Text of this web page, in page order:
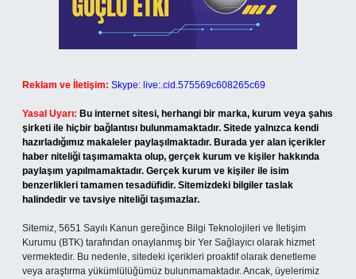
Reklam ve İletişim: Skype: live:.cid.575569c608265c69
Yasal Uyarı: Bu internet sitesi, herhangi bir marka, kurum veya şahıs
şirketi ile hiçbir bağlantısı bulunmamaktadır. Sitede yalnızca kendi
hazırladığımız makaleler paylaşılmaktadır. Burada yer alan içerikler
haber niteliği taşımamakta olup, gerçek kurum ve kişiler hakkında
paylaşım yapılmamaktadır. Gerçek kurum ve kişiler ile isim
benzerlikleri tamamen tesadüfidir. Sitemizdeki bilgiler taslak
halindedir ve tavsiye niteliği taşımazlar.
Sitemiz, 5651 Sayılı Kanun gereğince Bilgi Teknolojileri ve İletişim
Kurumu (BTK) tarafından onaylanmış bir Yer Sağlayıcı olarak hizmet
vermektedir. Bu nedenle, sitedeki içerikleri proaktif olarak denetleme
veya araştırma yükümlülüğümüz bulunmamaktadır. Ancak, üyelerimiz